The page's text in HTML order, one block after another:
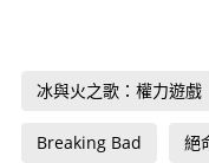
冰與火之歌：權力遊戲
Breaking Bad 絕